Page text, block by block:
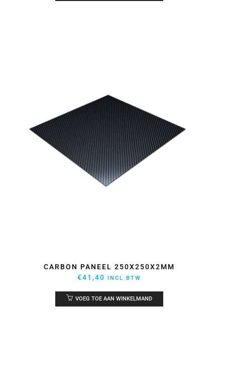
CARBON PANEEL 250X250X2MM
€41,40 INCL BTW
VOEG TOE AAN WINKELMAND